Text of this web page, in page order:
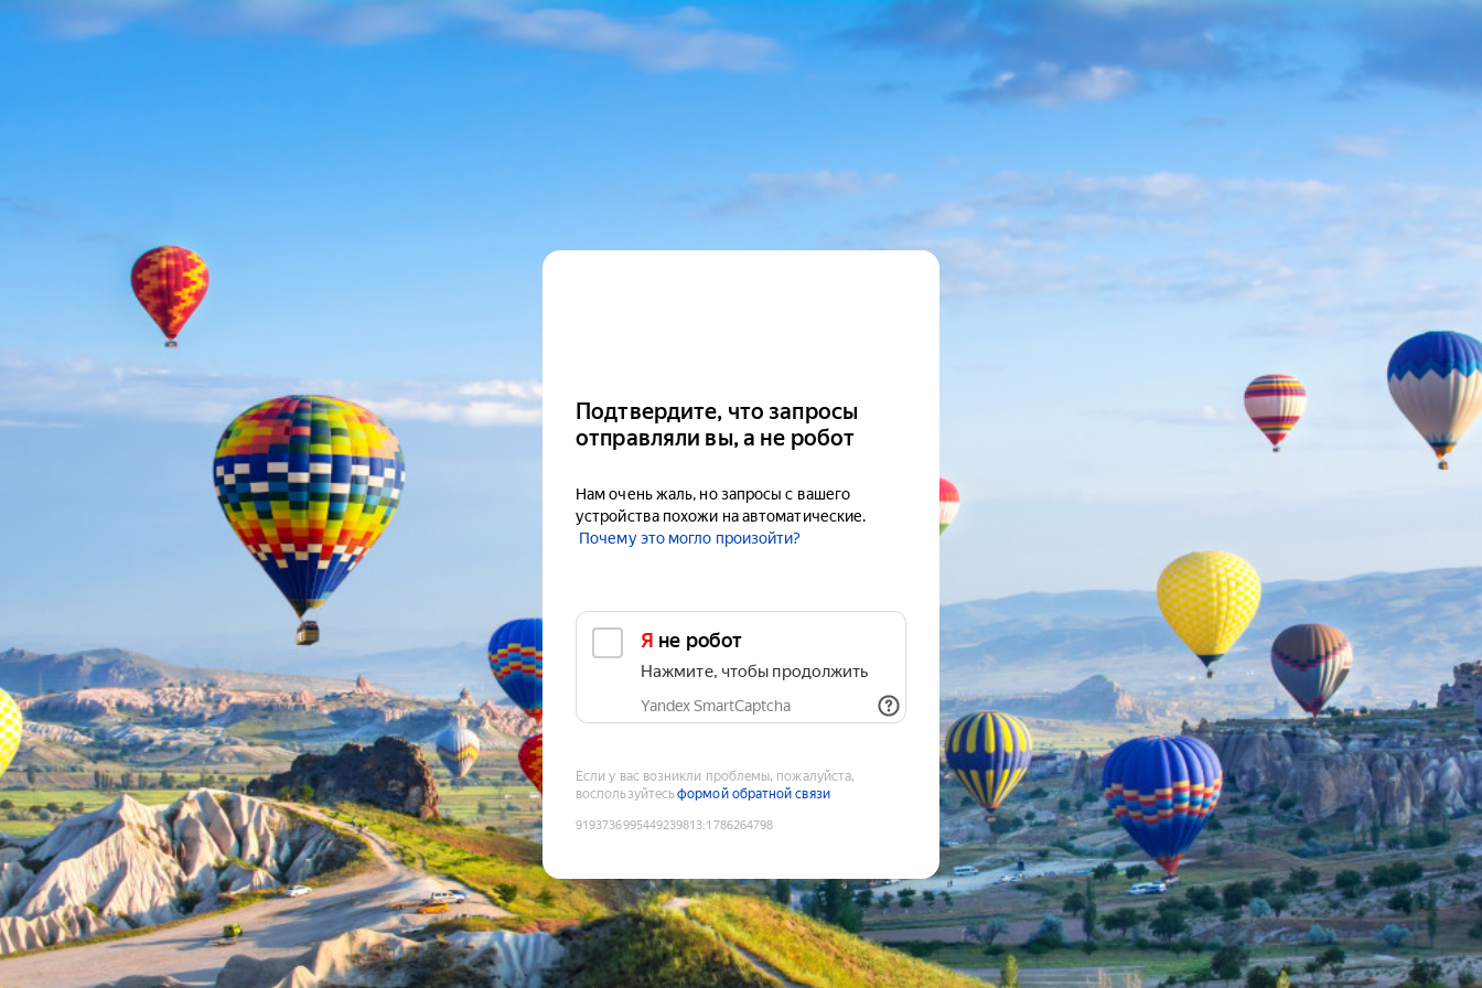
Подтвердите, что запросы
отправляли вы, а не робот
Нам очень жаль, но запросы с вашего
устройства похожи на автоматические.
Почему это могло произойти?
Я не робот
Нажмите, чтобы продолжить
Yandex SmartCaptcha
Если у вас возникли проблемы, пожалуйста,
воспользуйтесьформой обратной связи
9193736995449239813:1786264798